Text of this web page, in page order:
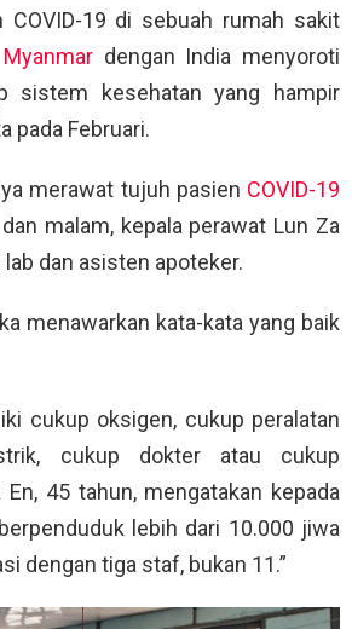
COVID-19 di sebuah rumah sakit
Myanmar dengan India menyoroti
sistem kesehatan yang hampir
pada Februari.
merawat tujuh pasien COVID-19
malam, kepala perawat Lun Za
dan asisten apoteker.
menawarkan kata-kata yang baik
cukup oksigen, cukup peralatan
cukup dokter atau cukup
En, 45 tahun, mengatakan kepada
lebih dari 10.000 jiwa
dengan tiga staf, bukan 11.”